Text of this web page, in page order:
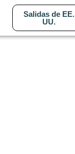
Salidas de EE.
UU.